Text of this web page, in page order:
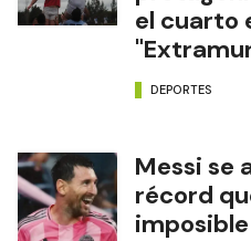
el cuarto
DEPORTES
Messi se
récord
imposible